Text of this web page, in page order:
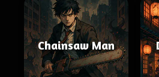
Chainsaw Man